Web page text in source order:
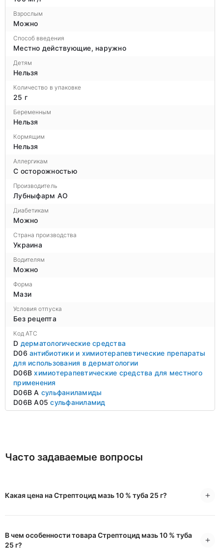
Взрослым
Можно
Способ введения
Местно действующие, наружно
Детям
Нельзя
Количество в упаковке
25 г
Беременным
Нельзя
Кормящим
Нельзя
Аллергикам
С осторожностью
Производитель
Лубныфарм АО
Диабетикам
Можно
Страна производства
Украина
Водителям
Можно
Форма
Мази
Условия отпуска
Без рецепта
Код ATC
D дерматологические средства
D06 антибиотики и химиотерапевтические препараты
для использования в дерматологии
D06Bхимиотерапевтические средства для местного
применения
D06B A сульфаниламиды
D06B A05сульфаниламид
Часто задаваемые вопросы
Какая цена на Стрептоцид мазь 10 % туба 25 г?
В чем особенности товара Стрептоцид мазь 10 % туба
25 г?